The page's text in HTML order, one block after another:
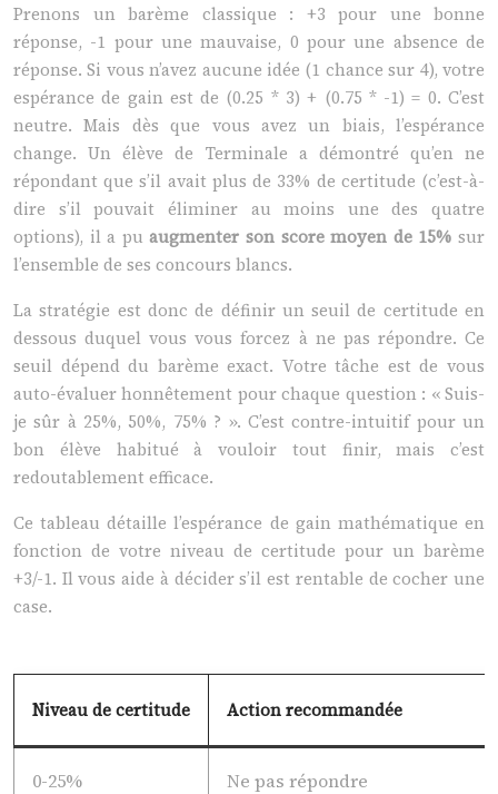
Prenons un barème classique : +3 pour une bonne
réponse, -1 pour une mauvaise, 0 pour une absence de
réponse. Si vous n’avez aucune idée (1 chance sur 4), votre
espérance de gain est de (0.25 * 3) + (0.75 * -1) = 0. C’est
neutre. Mais dès que vous avez un biais, l’espérance
change. Un élève de Terminale a démontré qu’en ne
répondant que s’il avait plus de 33% de certitude (c’est-à-
dire s’il pouvait éliminer au moins une des quatre
options), il a puaugmenter son score moyen de 15% sur
l’ensemble de ses concours blancs.
La stratégie est donc de définir un seuil de certitude en
dessous duquel vous vous forcez à ne pas répondre. Ce
seuil dépend du barème exact. Votre tâche est de vous
auto-évaluer honnêtement pour chaque question : « Suis-
je sûr à 25%, 50%, 75% ? ». C’est contre-intuitif pour un
bon élève habitué à vouloir tout finir, mais c’est
redoutablement efficace.
Ce tableau détaille l’espérance de gain mathématique en
fonction de votre niveau de certitude pour un barème
+3/-1. Il vous aide à décider s’il est rentable de cocher une
case.
Niveau de certitude Action recommandée
0-25% Ne pas répondre